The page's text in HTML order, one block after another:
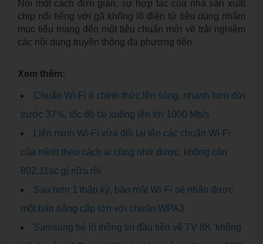
Nói một cách đơn giản, sự hợp tác của nhà sản xuất
chip nổi tiếng với gã khổng lồ điện tử tiêu dùng nhằm
mục tiêu mang đến một tiêu chuẩn mới về trải nghiệm
các nội dung truyền thông đa phương tiện.
Xem thêm:
Chuẩn Wi-Fi 6 chính thức lên sóng, nhanh hơn đời
trước 37%, tốc độ tải xuống lên tới 1000 Mb/s
Liên minh Wi-Fi vừa đổi lại tên các chuẩn Wi-Fi
của mình theo cách ai cũng nhớ được, không còn
802.11ac gì nữa rồi
Sau hơn 1 thập kỷ, bảo mật Wi-Fi sẽ nhận được
một bản nâng cấp lớn với chuẩn WPA3
Samsung hé lộ thông tin đầu tiên về TV 8K 'không